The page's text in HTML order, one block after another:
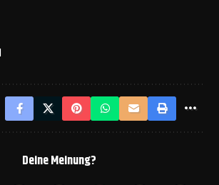
Deine Meinung?